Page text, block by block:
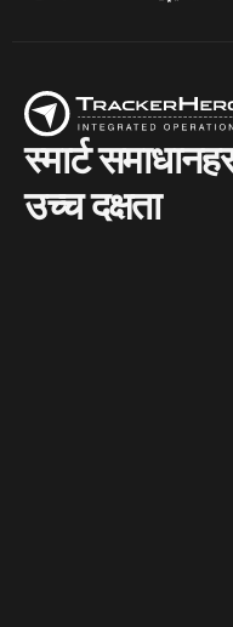
स्मार्ट
उच्च दक्षता